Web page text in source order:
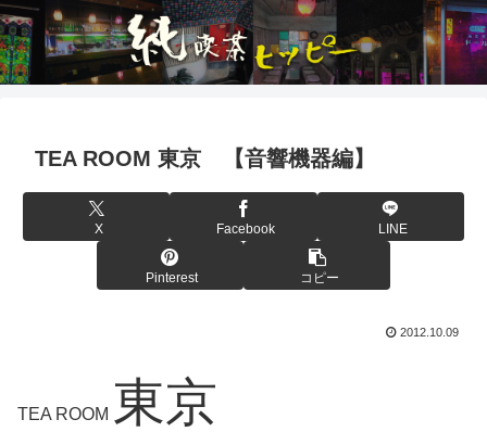
TEA ROOM 東京 【音響機器編】
X Facebook LINE
Pinterest コピー
2012.10.09
TEA ROOM 東京